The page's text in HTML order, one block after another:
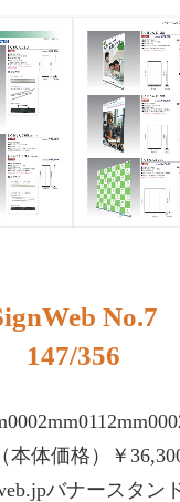
No.7
147/356
本体価格）￥
バナースタン